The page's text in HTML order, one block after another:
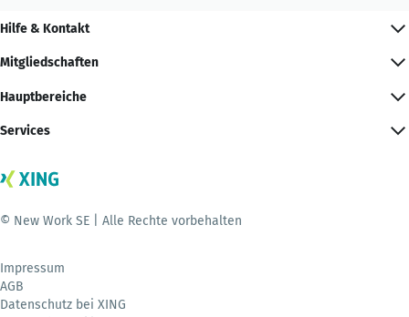
Hilfe & Kontakt
Mitgliedschaften
Hauptbereiche
Services
© New Work SE | Alle Rechte vorbehalten
Impressum
AGB
Datenschutz bei XING